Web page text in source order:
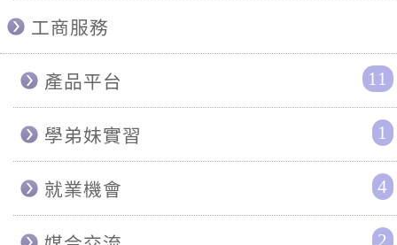
工商服務
11
產品平台
1
學弟妹實習
4
就業機會
2